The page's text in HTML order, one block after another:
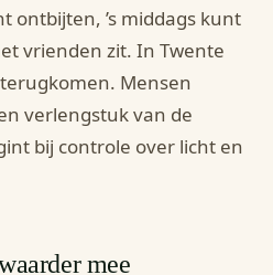
ontbijten, ’s middags kunt
vrienden zit. In Twente
Mensen
verlengstuk van de
bij controle over licht en
mee